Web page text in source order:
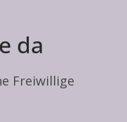
da
Freiwillige